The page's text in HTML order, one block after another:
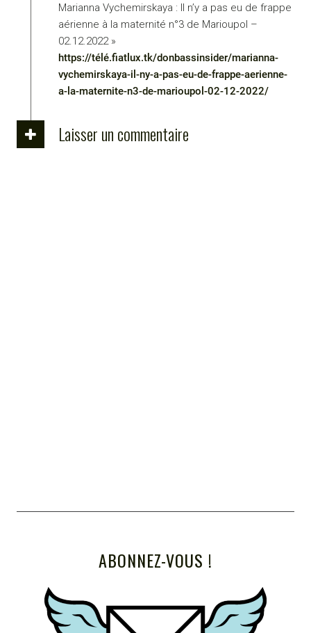
Marianna Vychemirskaya : Il n’y a pas eu de frappe
aérienne à la maternité n°3 de Marioupol –
02.12.2022 »
https://télé.fiatlux.tk/donbassinsider/marianna-
vychemirskaya-il-ny-a-pas-eu-de-frappe-aerienne-
a-la-maternite-n3-de-marioupol-02-12-2022/
Laisser un commentaire
ABONNEZ-VOUS !